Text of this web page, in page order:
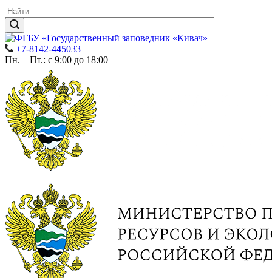
+7-8142-445033
Пн. – Пт.: с 9:00 до 18:00